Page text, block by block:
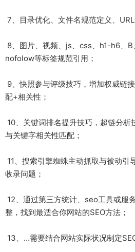
7、目录优化、文件名规范定义、
8、图片、视频、js、css、h1-h6、
nofolow等标签规范引用；
9、快照参与评级技巧，增加权威链
配+相关性；
10、关键词排名提升技巧，超链分
与关键字相关性匹配；
11、搜索引擎蜘蛛主动抓取与被动引
收录问题；
12、通过第三方统计、seo工具或服
整，找到最适合你网站的SEO方法；
13、…需要结合网站实际状况制定